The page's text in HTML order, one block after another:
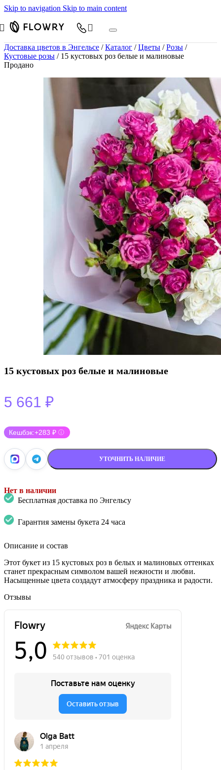
Skip to navigation Skip to main content
Доставка цветов в Энгельсе / Каталог / Цветы / Розы /
Кустовые розы /15 кустовых роз белые и малиновые
Продано
15 кустовых роз белые и малиновые
5 661 ₽
Кешбэк:+283 ₽ ⓘ
УТОЧНИТЬ НАЛИЧИЕ
Нет в наличии
Бесплатная доставка по Энгельсу
Гарантия замены букета 24 часа
Описание и состав
Этот букет из 15 кустовых роз в белых и малиновых оттенках
станет прекрасным символом вашей нежности и любви.
Насыщенные цвета создадут атмосферу праздника и радости.
Отзывы